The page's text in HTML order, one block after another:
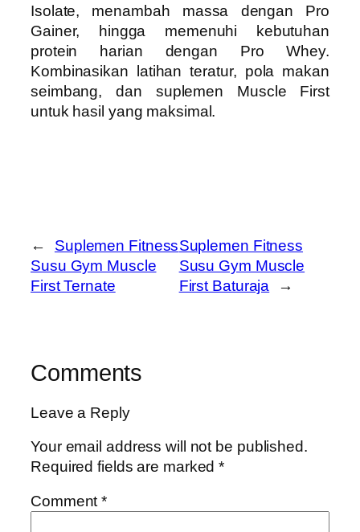
Isolate, menambah massa dengan Pro
Gainer, hingga memenuhi kebutuhan
protein harian dengan Pro Whey.
Kombinasikan latihan teratur, pola makan
seimbang, dan suplemen Muscle First
untuk hasil yang maksimal.
←
Suplemen Fitness
Susu Gym Muscle
First Ternate
Suplemen Fitness
Susu Gym Muscle
First Baturaja
→
Comments
Leave a Reply
Your email address will not be published.
Required fields are marked*
Comment*